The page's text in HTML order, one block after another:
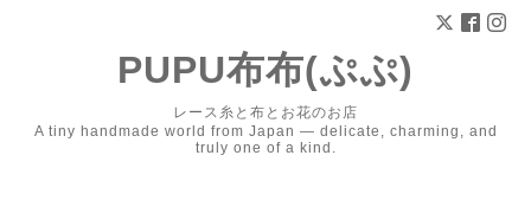
PUPU布布(ぷぷ)
レース糸と布とお花のお店
A tiny handmade world from Japan — delicate, charming, and
truly one of a kind.